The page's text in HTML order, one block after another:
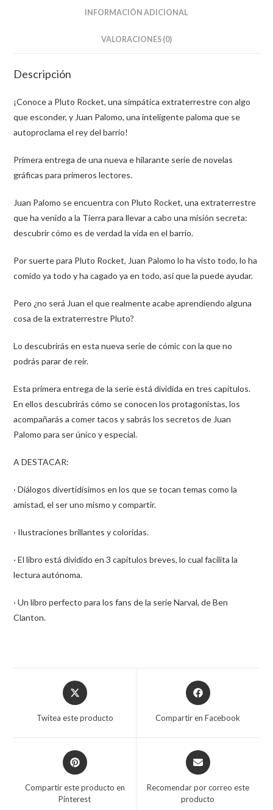
INFORMACIÓN ADICIONAL
VALORACIONES (0)
Descripción
¡Conoce a Pluto Rocket, una simpática extraterrestre con algo
que esconder, y Juan Palomo, una inteligente paloma que se
autoproclama el rey del barrio!
Primera entrega de una nueva e hilarante serie de novelas
gráficas para primeros lectores.
Juan Palomo se encuentra con Pluto Rocket, una extraterrestre
que ha venido a la Tierra para llevar a cabo una misión secreta:
descubrir cómo es de verdad la vida en el barrio.
Por suerte para Pluto Rocket, Juan Palomo lo ha visto todo, lo ha
comido ya todo y ha cagado ya en todo, así que la puede ayudar.
Pero ¿no será Juan el que realmente acabe aprendiendo alguna
cosa de la extraterrestre Pluto?
Lo descubrirás en esta nueva serie de cómic con la que no
podrás parar de reír.
Esta primera entrega de la serie está dividida en tres capítulos.
En ellos descubrirás cómo se conocen los protagonistas, los
acompañarás a comer tacos y sabrás los secretos de Juan
Palomo para ser único y especial.
A DESTACAR:
· Diálogos divertidísimos en los que se tocan temas como la
amistad, el ser uno mismo y compartir.
· Ilustraciones brillantes y coloridas.
· El libro está dividido en 3 capítulos breves, lo cual facilita la
lectura autónoma.
· Un libro perfecto para los fans de la serie Narval, de Ben
Clanton.
Twitea este producto Compartir en Facebook
Compartir este producto en
Pinterest
Recomendar por correo este
producto